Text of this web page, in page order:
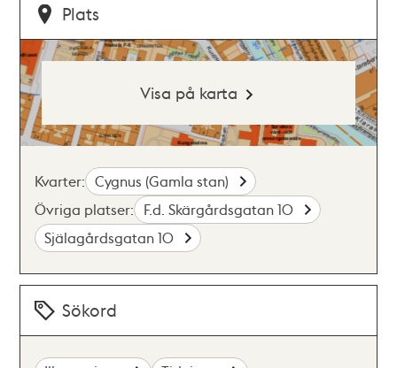
Plats
Visa på karta
Kvarter: Cygnus (Gamla stan)
Övriga platser: F.d. Skärgårdsgatan 10
Själagårdsgatan 10
Sökord